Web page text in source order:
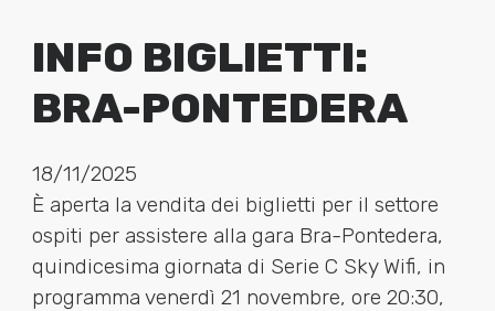
INFO BIGLIETTI:
BRA-PONTEDERA
18/11/2025
È aperta la vendita dei biglietti per il settore
ospiti per assistere alla gara Bra-Pontedera,
quindicesima giornata di Serie C Sky Wifi, in
programma venerdì 21 novembre, ore 20:30,